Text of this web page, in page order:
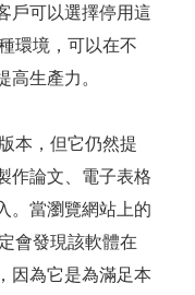
戶可以選擇停用這
環境，可以在不
生產力。
本，但它仍然提
作論文、電子表格
。當瀏覽網站上的
會發現該軟體在
因為它是為滿足本